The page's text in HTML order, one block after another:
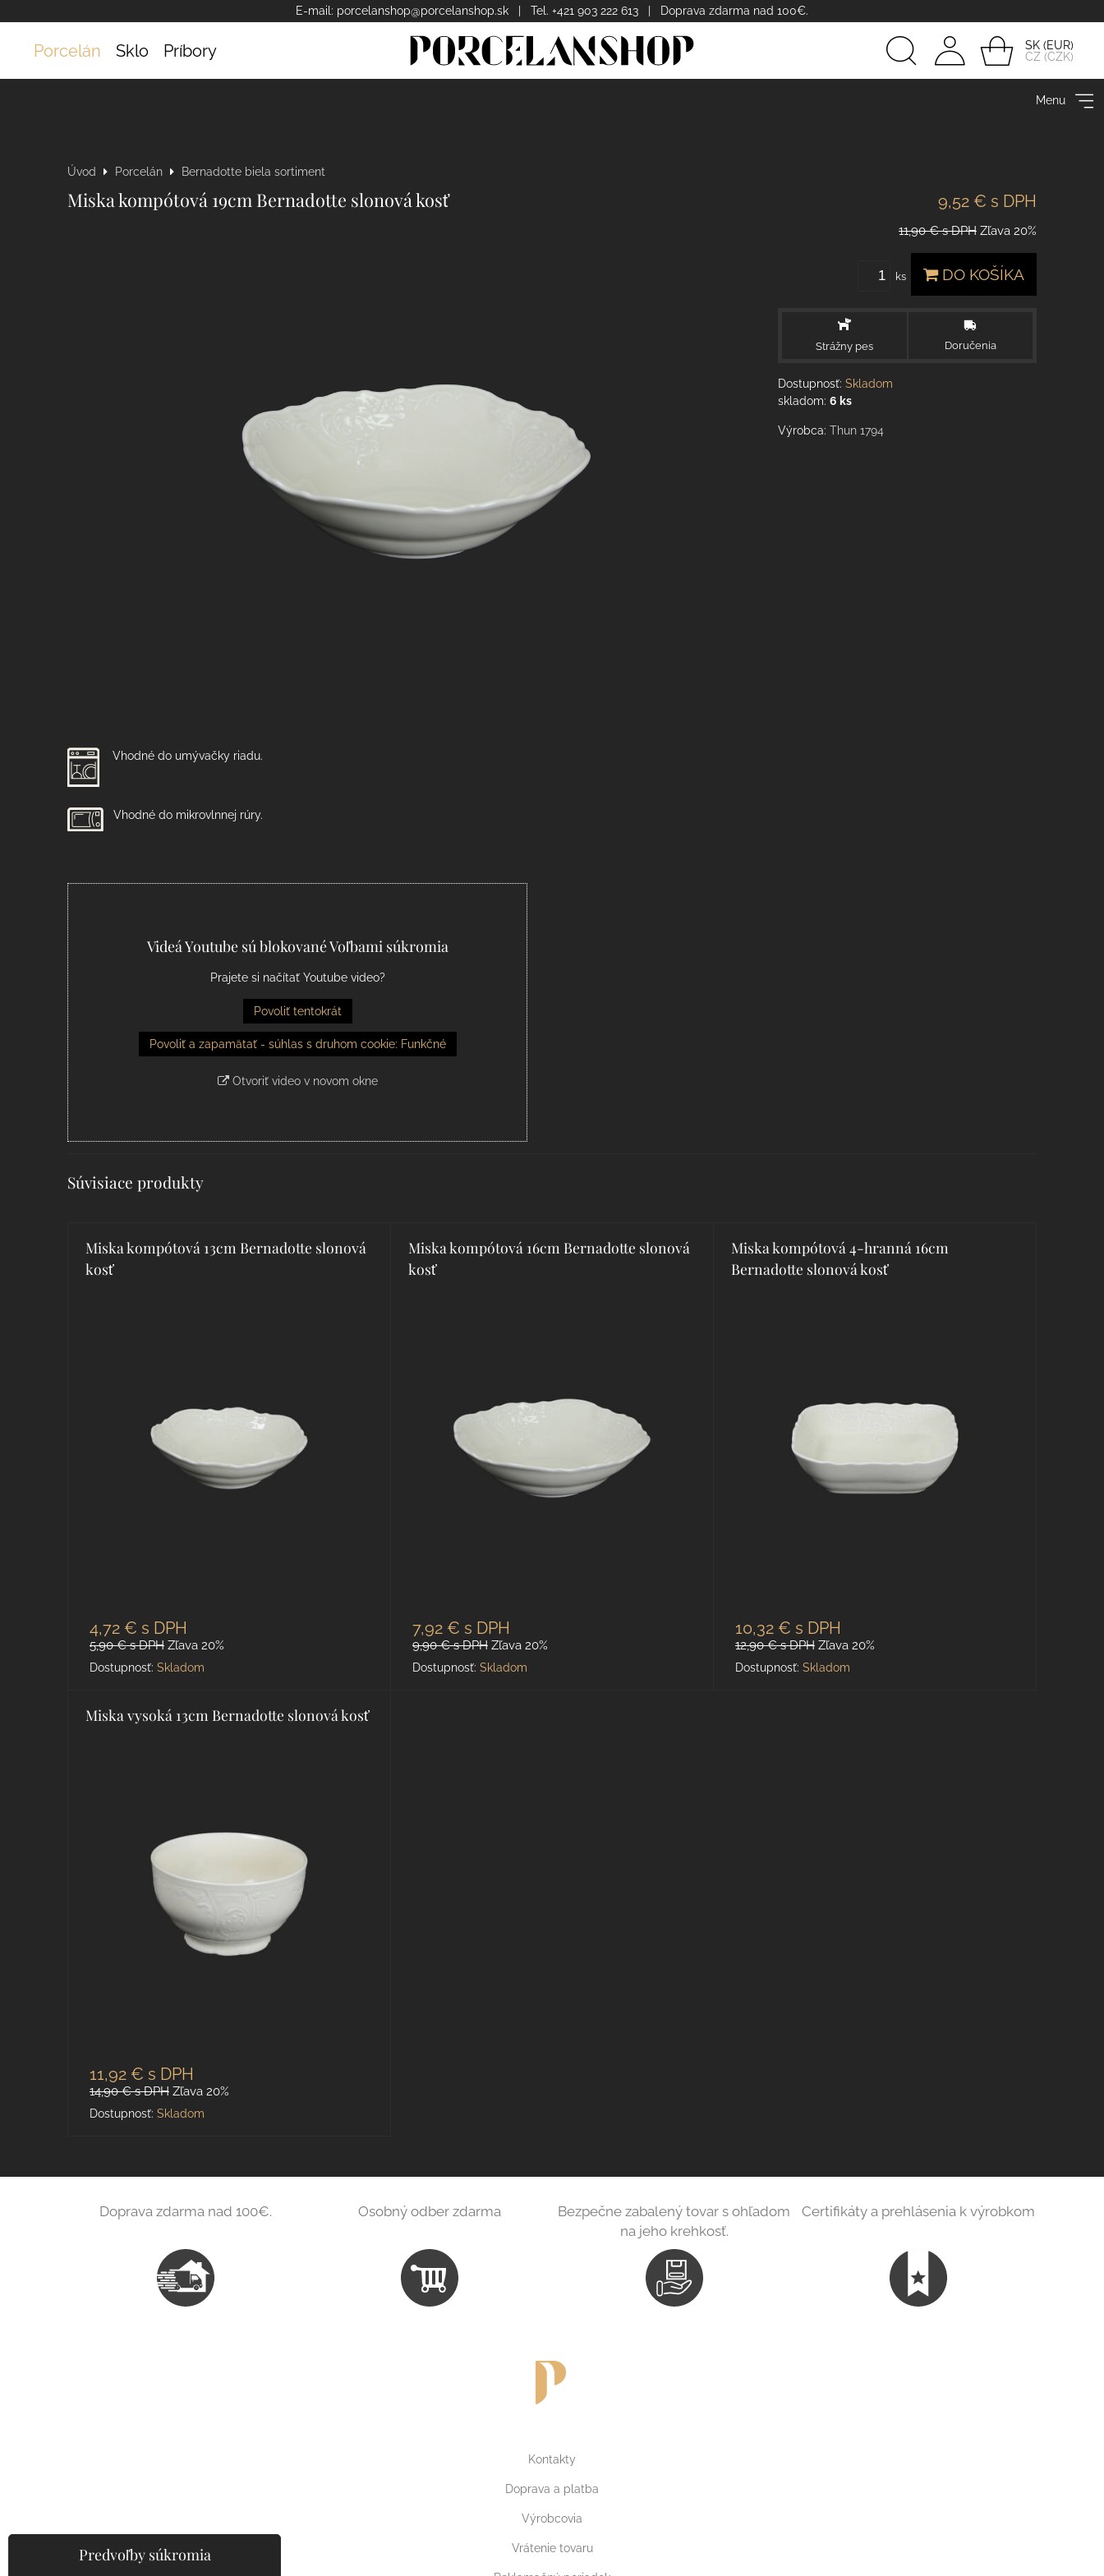
E-mail: porcelanshop@porcelanshop.sk | Tel. +421 903 222 613 | Doprava zdarma nad 100€.
Prihlásiť
SK
CZ
Porcelán Sklo Príbory
Menu
Úvod Porcelán Bernadotte biela sortiment
Miska kompótová 19cm Bernadotte slonová kosť 9,52 € s DPH
11,90 € s DPH Zľava 20%
ks DO KOŠÍKA
Strážny pes Doručenia
Dostupnosť: Skladom
skladom: 6 ks
Výrobca: Thun 1794
Vhodné do umývačky riadu.
Vhodné do mikrovlnnej rúry.
Videá Youtube sú blokované Voľbami súkromia
Prajete si načítať Youtube video?
Povoliť tentokrát
Povoliť a zapamätať - súhlas s druhom cookie: Funkčné
Otvoriť video v novom okne
Súvisiace produkty
Miska kompótová 13cm Bernadotte slonová
kosť
4,72 € s DPH
5,90 €s DPH Zľava 20%
Dostupnosť: Skladom
Miska kompótová 16cm Bernadotte slonová
kosť
7,92 € s DPH
9,90 €s DPH Zľava 20%
Dostupnosť: Skladom
Miska kompótová 4-hranná 16cm
Bernadotte slonová kosť
10,32 € s DPH
12,90 €s DPH Zľava 20%
Dostupnosť: Skladom
Miska vysoká 13cm Bernadotte slonová kosť
11,92 € s DPH
14,90 €s DPH Zľava 20%
Dostupnosť: Skladom
Doprava zdarma nad 100€. Osobný odber zdarma
Bezpečne zabalený tovar s ohľadom
na jeho krehkosť.
Certifikáty a prehlásenia k výrobkom
Kontakty
Doprava a platba
Výrobcovia
Vrátenie tovaru
Predvoľby súkromia